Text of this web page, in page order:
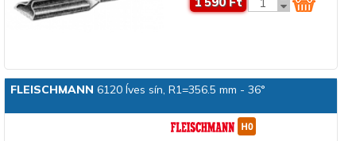
FLEISCHMANN 6120 Íves sín, R1=356.5 mm - 36°